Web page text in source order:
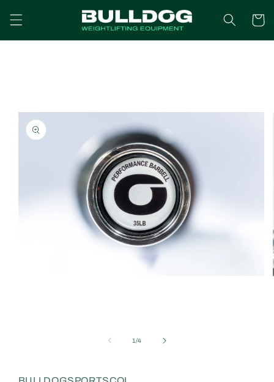
directamente
al contenido
Carrito
1/de
4